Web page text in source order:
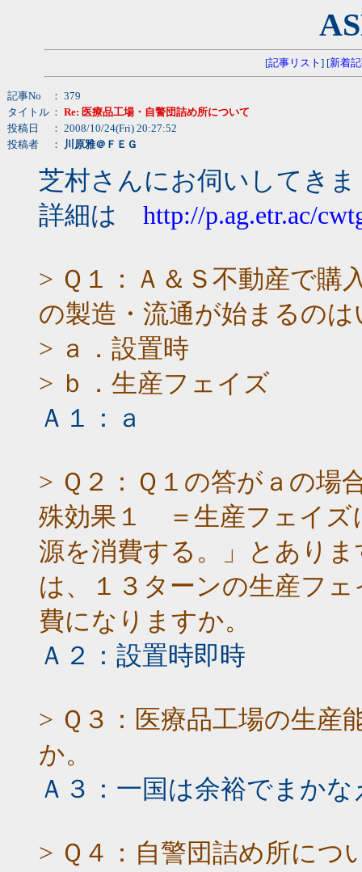
[記事リスト ] [新着
記事No
： 379
タイトル ： Re: 医療品工場・自警団詰め所について
投稿日
： 2008/10/24(Fri) 20:27:52
投稿者
： 川原雅＠ＦＥＧ
芝村さんにお伺いしてき
詳細は http://p.ag.etr.ac/
> Ｑ１：Ａ＆Ｓ不動産で購
の製造・流通が始まるの
> ａ．設置時
> ｂ．生産フェイズ
Ａ１：ａ
> Ｑ２：Ｑ１の答がａの場
殊効果１ ＝生産フェイズ
源を消費する。」とあり
は、１３ターンの生産フ
費になりますか。
Ａ２：設置時即時
> Ｑ３：医療品工場の生産
か。
Ａ３：一国は余裕でまかな
> Ｑ４：自警団詰め所につ